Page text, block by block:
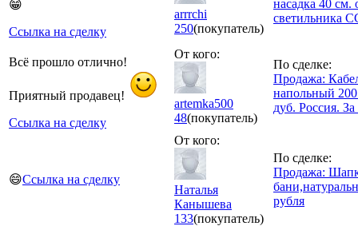
😁
Ссылка на сделку
arrrchi
250(покупатель)
насадка 40 см.
светильника
Всё прошло отлично!
Приятный продавец!
Ссылка на сделку
От кого:
artemka500
48(покупатель)
По сделке:
Продажа:
напольный
дуб. Россия.
😄Ссылка на сделку
От кого:
Наталья
Канышева
133(покупатель)
По сделке:
Продажа:
рубля